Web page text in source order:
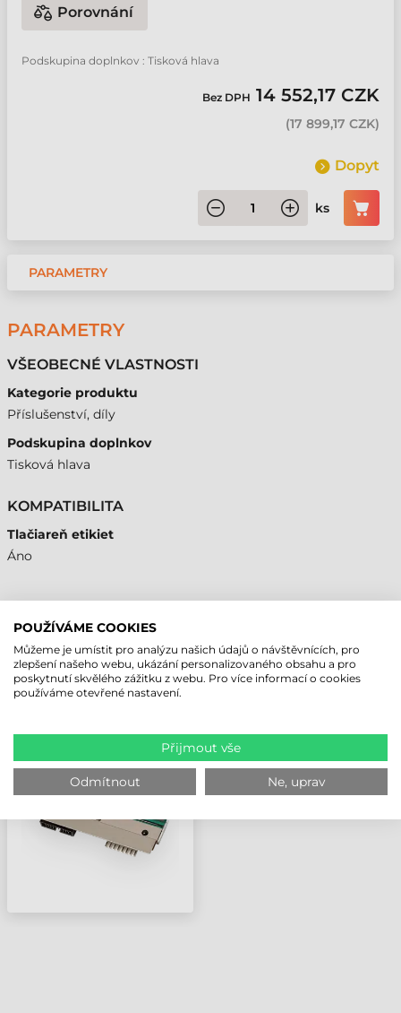
Porovnání
Podskupina doplnkov : Tisková hlava
Bez DPH 14 552,17 CZK
(17 899,17 CZK)
Dopyt
ks
PARAMETRY
PARAMETRY
VŠEOBECNÉ VLASTNOSTI
Kategorie produktu
Příslušenství, díly
Podskupina doplnkov
Tisková hlava
KOMPATIBILITA
Tlačiareň etikiet
Áno
NAPOSLEDY PROHLÍŽENÉ PRODUKTY
BROTHER TISKOVÁ
SERIES (MS)
POUŽÍVÁME COOKIES
Můžeme je umístit pro analýzu našich údajů o návštěvnících, pro
zlepšení našeho webu, ukázání personalizovaného obsahu a pro
poskytnutí skvělého zážitku z webu. Pro více informací o cookies
používáme otevřené nastavení.
Přijmout vše
Odmítnout Ne, uprav